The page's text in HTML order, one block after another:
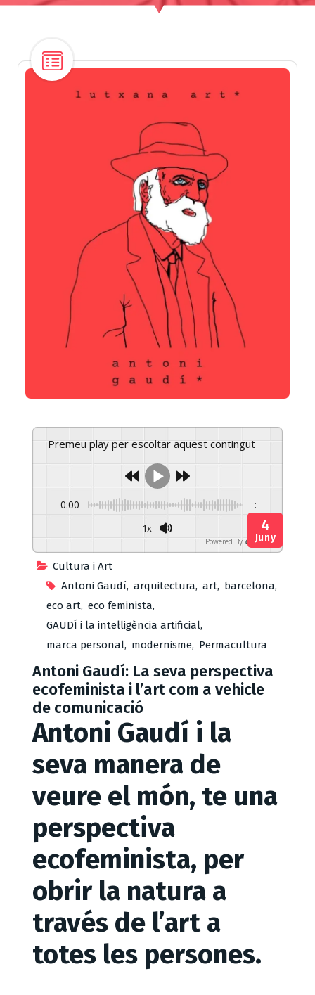
Premeu play per escoltar aquest contingut
0:00 -:--
1x
Powered By GSpeech
Cultura i Art
Antoni Gaudí, arquitectura, art, barcelona,
eco art, eco feminista,
GAUDÍ i la intel·ligència artificial,
marca personal, modernisme, Permacultura
4
Juny
Antoni Gaudí: La seva perspectiva
ecofeminista i l’art com a vehicle
de comunicació
Antoni Gaudí i la
seva manera de
veure el món, te una
perspectiva
ecofeminista, per
obrir la natura a
través de l’art a
totes les persones.